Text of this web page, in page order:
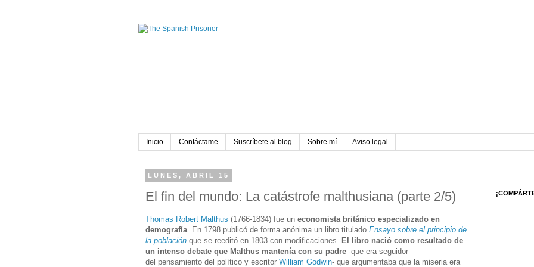
Inicio Contáctame Suscríbete al blog Sobre mí Aviso legal
LUNES, ABRIL 15
El fin del mundo: La catástrofe malthusiana (parte 2/5)
Thomas Robert Malthus (1766-1834) fue un economista británico especializado en
demografía. En 1798 publicó de forma anónima un libro titulado Ensayo sobre el principio de
la población que se reeditó en 1803 con modificaciones. El libro nació como resultado de
un intenso debate que Malthus mantenía con su padre -que era seguidor
del pensamiento del político y escritor William Godwin- que argumentaba que la miseria era